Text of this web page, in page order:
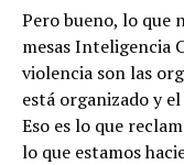
Pero bueno, lo que
mesas Inteligencia
violencia son las
está organizado y
Eso es lo que
lo que estamos